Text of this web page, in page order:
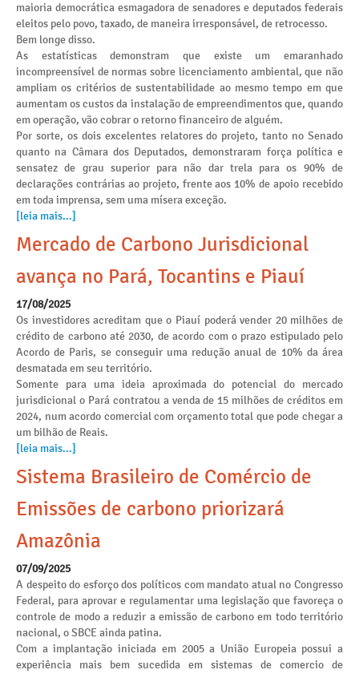
maioria democrática esmagadora de senadores e deputados federais
eleitos pelo povo, taxado, de maneira irresponsável, de retrocesso.
Bem longe disso.
As estatísticas demonstram que existe um emaranhado
incompreensível de normas sobre licenciamento ambiental, que não
ampliam os critérios de sustentabilidade ao mesmo tempo em que
aumentam os custos da instalação de empreendimentos que, quando
em operação, vão cobrar o retorno financeiro de alguém.
Por sorte, os dois excelentes relatores do projeto, tanto no Senado
quanto na Câmara dos Deputados, demonstraram força política e
sensatez de grau superior para não dar trela para os 90% de
declarações contrárias ao projeto, frente aos 10% de apoio recebido
em toda imprensa, sem uma mísera exceção.
[leia mais...]
Mercado de Carbono Jurisdicional
avança no Pará, Tocantins e Piauí
17/08/2025
Os investidores acreditam que o Piauí poderá vender 20 milhões de
crédito de carbono até 2030, de acordo com o prazo estipulado pelo
Acordo de Paris, se conseguir uma redução anual de 10% da área
desmatada em seu território.
Somente para uma ideia aproximada do potencial do mercado
jurisdicional o Pará contratou a venda de 15 milhões de créditos em
2024, num acordo comercial com orçamento total que pode chegar a
um bilhão de Reais.
[leia mais...]
Sistema Brasileiro de Comércio de
Emissões de carbono priorizará
Amazônia
07/09/2025
A despeito do esforço dos políticos com mandato atual no Congresso
Federal, para aprovar e regulamentar uma legislação que favoreça o
controle de modo a reduzir a emissão de carbono em todo território
nacional, o SBCE ainda patina.
Com a implantação iniciada em 2005 a União Europeia possui a
experiência mais bem sucedida em sistemas de comercio de